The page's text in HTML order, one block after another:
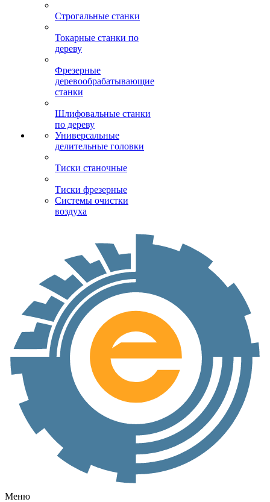
Строгальные станки
Токарные станки по
дереву
Фрезерные
деревообрабатывающие
станки
Шлифовальные станки
по дереву
Универсальные
делительные головки
Тиски станочные
Тиски фрезерные
Системы очистки
воздуха
Меню